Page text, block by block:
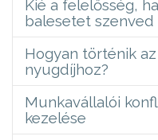
Kié a felelősség,
balesetet szenved
Hogyan történik az
nyugdíjhoz?
Munkavállalói
kezelése